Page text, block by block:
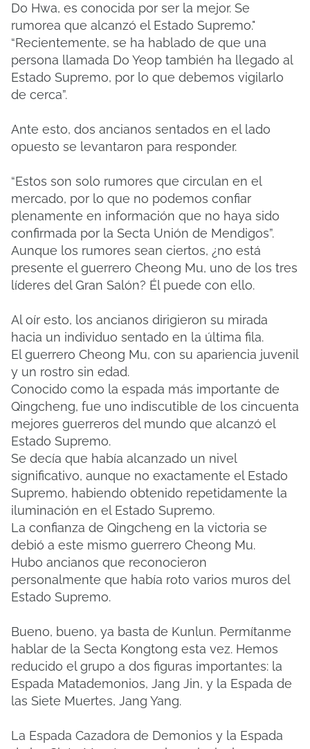
Do Hwa, es conocida por ser la mejor. Se
rumorea que alcanzó el Estado Supremo."
“Recientemente, se ha hablado de que una
persona llamada Do Yeop también ha llegado al
Estado Supremo, por lo que debemos vigilarlo
de cerca”.
Ante esto, dos ancianos sentados en el lado
opuesto se levantaron para responder.
“Estos son solo rumores que circulan en el
mercado, por lo que no podemos confiar
plenamente en información que no haya sido
confirmada por la Secta Unión de Mendigos”.
Aunque los rumores sean ciertos, ¿no está
presente el guerrero Cheong Mu, uno de los tres
líderes del Gran Salón? Él puede con ello.
Al oír esto, los ancianos dirigieron su mirada
hacia un individuo sentado en la última fila.
El guerrero Cheong Mu, con su apariencia juvenil
y un rostro sin edad.
Conocido como la espada más importante de
Qingcheng, fue uno indiscutible de los cincuenta
mejores guerreros del mundo que alcanzó el
Estado Supremo.
Se decía que había alcanzado un nivel
significativo, aunque no exactamente el Estado
Supremo, habiendo obtenido repetidamente la
iluminación en el Estado Supremo.
La confianza de Qingcheng en la victoria se
debió a este mismo guerrero Cheong Mu.
Hubo ancianos que reconocieron
personalmente que había roto varios muros del
Estado Supremo.
Bueno, bueno, ya basta de Kunlun. Permítanme
hablar de la Secta Kongtong esta vez. Hemos
reducido el grupo a dos figuras importantes: la
Espada Matademonios, Jang Jin, y la Espada de
las Siete Muertes, Jang Yang.
La Espada Cazadora de Demonios y la Espada